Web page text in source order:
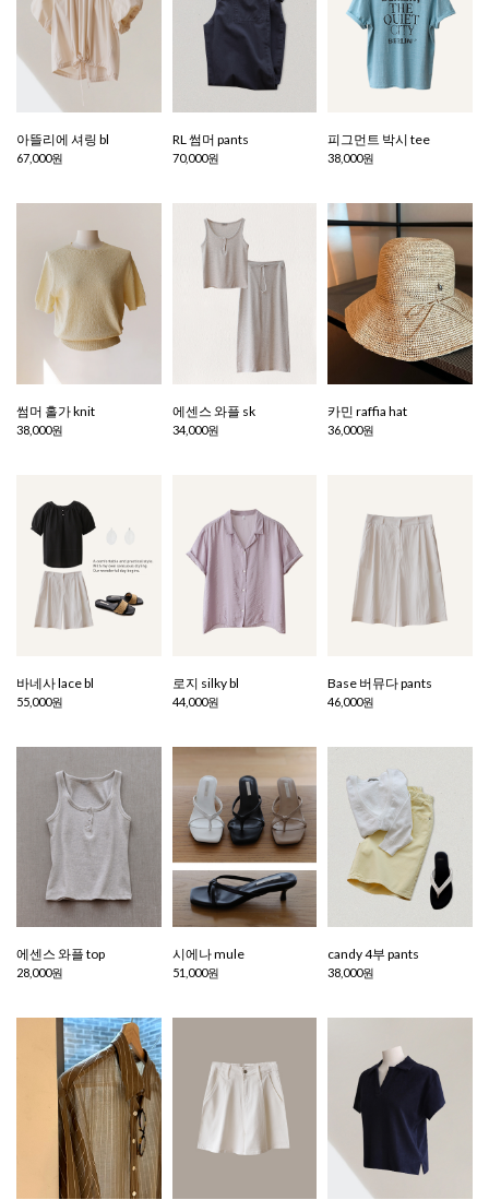
아뜰리에 셔링 bl
67,000원
RL 썸머 pants
70,000원
피그먼트 박시 tee
38,000원
썸머 홀가 knit
38,000원
에센스 와플 sk
34,000원
카민 raffia hat
36,000원
바네사 lace bl
55,000원
로지 silky bl
44,000원
Base 버뮤다 pants
46,000원
에센스 와플 top
28,000원
시에나 mule
51,000원
candy 4부 pants
38,000원